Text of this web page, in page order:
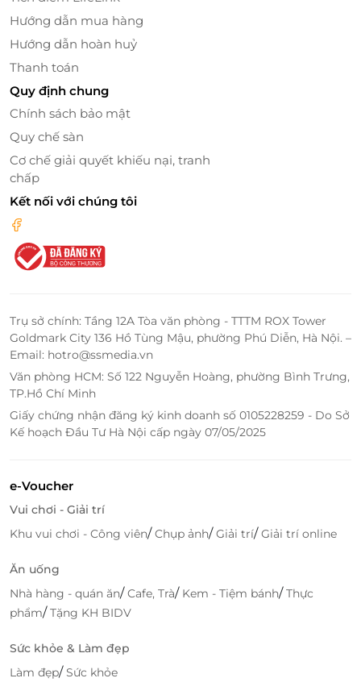
hành trình của bé sẽ trở nên thú vị và trọn vẹn hơn
bao giờ hết!
Hướng dẫn mua hàng
Hướng dẫn hoàn huỷ
Thanh toán
Quy định chung
Chính sách bảo mật
Quy chế sàn
Cơ chế giải quyết khiếu nại, tranh
chấp
Kết nối với chúng tôi
Trụ sở chính: Tầng 12A Tòa văn phòng - TTTM ROX Tower
Goldmark City 136 Hồ Tùng Mậu, phường Phú Diễn, Hà Nội. –
Email: hotro@ssmedia.vn
Văn phòng HCM: Số 122 Nguyễn Hoàng, phường Bình Trưng,
TP.Hồ Chí Minh
Giấy chứng nhận đăng ký kinh doanh số 0105228259 - Do Sở
Kế hoạch Đầu Tư Hà Nội cấp ngày 07/05/2025
e-Voucher
Vui chơi - Giải trí
Khu vui chơi - Công viên/Chụp ảnh/Giải trí/Giải trí online
Ăn uống
Nhà hàng - quán ăn/Cafe, Trà/ Kem - Tiệm bánh/Thực
phẩm/Tặng KH BIDV
Sức khỏe & Làm đẹp
Làm đẹp/Sức khỏe